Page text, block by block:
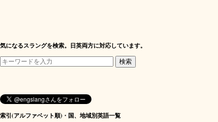
気になるスラングを検索。日英両方に対応しています。
索引(アルファベット順)・国、地域別英語一覧